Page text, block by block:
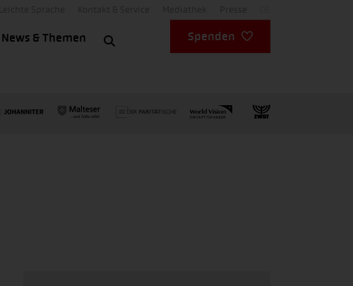
News & Themen Spenden